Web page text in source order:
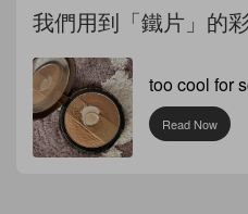
我們用到「鐵片」的
too cool for
Read Now